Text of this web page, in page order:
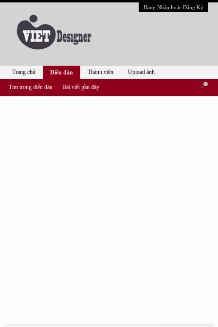
Đăng Nhập hoặc Đăng Ký
Trang chủ Diễn đàn
Tìm trong diễn đàn Bài viết gần đây
Thành viên Upload ảnh